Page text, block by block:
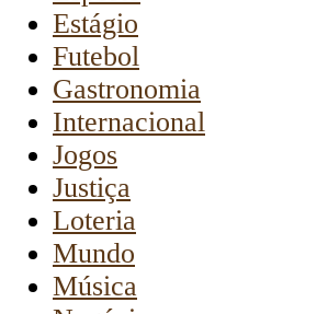
Estágio
Futebol
Gastronomia
Internacional
Jogos
Justiça
Loteria
Mundo
Música